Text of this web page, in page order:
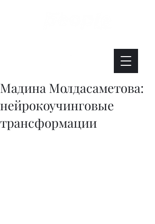
Мадина Молдасаметова:
нейрокоучинговые
трансформации